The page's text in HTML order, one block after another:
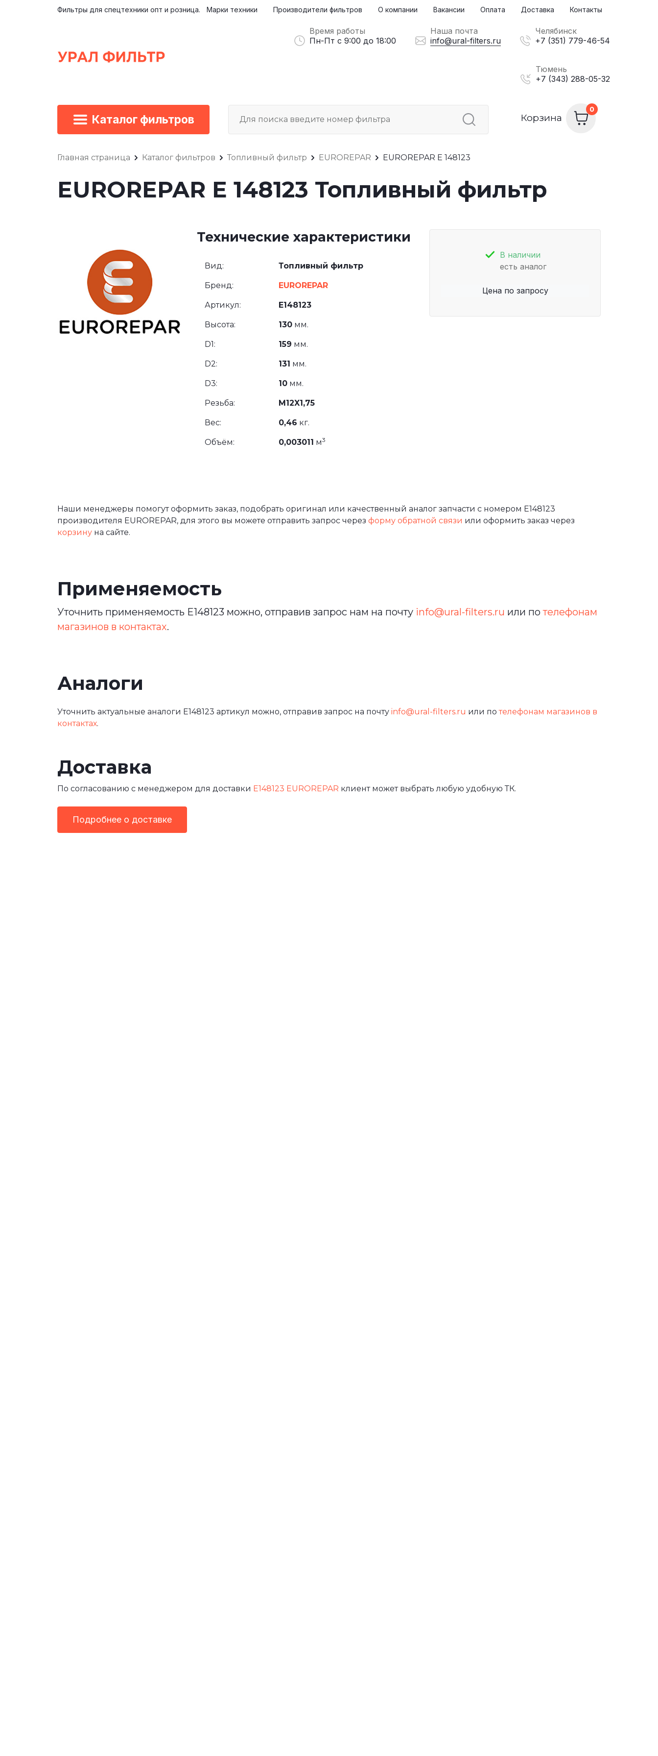
Каталог фильтров Корзина
Фильтры для спецтехники опт и розница. Марки техники Производители фильтров О компании Вакансии Оплата Доставка Контакты
Время работы
Пн-Пт с 9:00 до 18:00
Наша почта
info@ural-filters.ru
Челябинск
+7 (351) 779-46-54
Тюмень
+7 (343) 288-05-32
Главная страница Каталог фильтров Топливный фильтр EUROREPAR EUROREPAR E 148123
EUROREPAR E 148123 Топливный фильтр
В наличии
есть аналог
Цена по запросу
Технические характеристики
Вид: Топливный фильтр
Бренд: EUROREPAR
Артикул: E148123
Высота: 130 мм.
D1: 159 мм.
D2: 131 мм.
D3: 10 мм.
Резьба: M12X1,75
Вес: 0,46 кг.
Объём: 0,003011 м3
Наши менеджеры помогут оформить заказ, подобрать оригинал или качественный аналог запчасти с номером E148123
производителя EUROREPAR, для этого вы можете отправить запрос через форму обратной связи или оформить заказ через
корзину на сайте.
Применяемость
Уточнить применяемость E148123 можно, отправив запрос нам на почту info@ural-filters.ru или потелефонам
магазинов в контактах.
Аналоги
Уточнить актуальные аналоги E148123 артикул можно, отправив запрос на почту info@ural-filters.ru или потелефонам магазинов в
контактах.
Доставка
По согласованию с менеджером для доставки E148123 EUROREPAR клиент может выбрать любую удобную ТК.
Подробнее о доставке